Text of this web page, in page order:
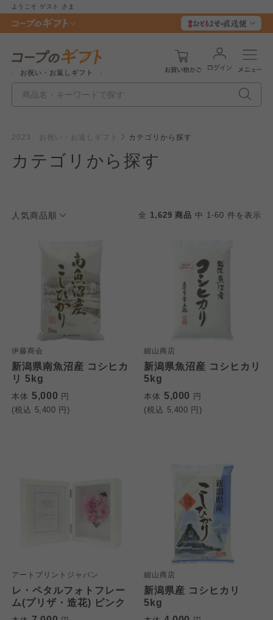
ようこそ ゲスト さま
お祝い・お返しギフト
2023 お祝い・お返しギフト カテゴリから探す
カテゴリから探す
人気商品順 全 1,629 商品 中 1-60 件を表示
伊藤商会
新潟県南魚沼産 コシヒカ
リ 5kg
本体 5,000 円
(税込 5,400 円)
細山商店
新潟県魚沼産 コシヒカリ
5kg
本体 5,000 円
(税込 5,400 円)
アートプリントジャパン
レ・ペタルフォトフレー
ム(プリザ・造花) ピンク
細山商店
新潟県産 コシヒカリ
5kg